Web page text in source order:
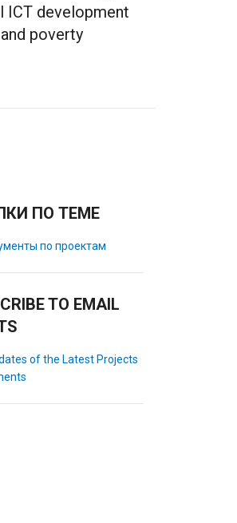
ICT development
poverty
ПО ТЕМЕ
по проектам
TO EMAIL
of the Latest Projects